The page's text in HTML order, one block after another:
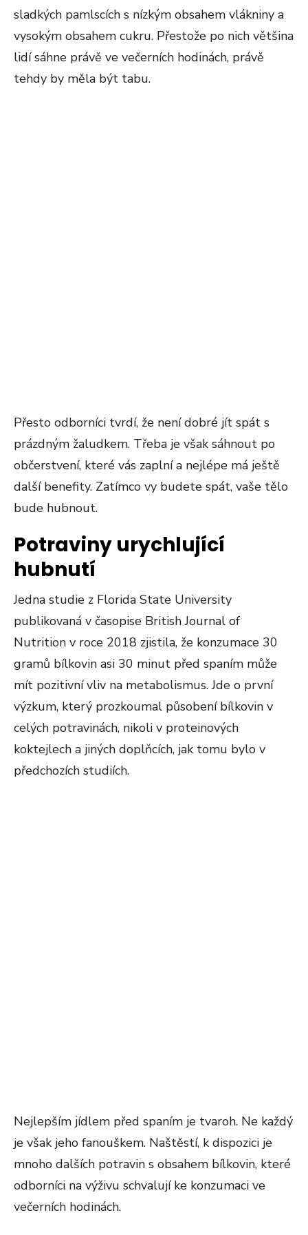
sladkých pamlscích s nízkým obsahem vlákniny a
vysokým obsahem cukru. Přestože po nich většina
lidí sáhne právě ve večerních hodinách, právě
tehdy by měla být tabu.
Přesto odborníci tvrdí, že není dobré jít spát s
prázdným žaludkem. Třeba je však sáhnout po
občerstvení, které vás zaplní a nejlépe má ještě
další benefity. Zatímco vy budete spát, vaše tělo
bude hubnout.
Potraviny urychlující
hubnutí
Jedna studie z Florida State University
publikovaná v časopise British Journal of
Nutrition v roce 2018 zjistila, že konzumace 30
gramů bílkovin asi 30 minut před spaním může
mít pozitivní vliv na metabolismus. Jde o první
výzkum, který prozkoumal působení bílkovin v
celých potravinách, nikoli v proteinových
koktejlech a jiných doplňcích, jak tomu bylo v
předchozích studiích.
Nejlepším jídlem před spaním je tvaroh. Ne každý
je však jeho fanouškem. Naštěstí, k dispozici je
mnoho dalších potravin s obsahem bílkovin, které
odborníci na výživu schvalují ke konzumaci ve
večerních hodinách.